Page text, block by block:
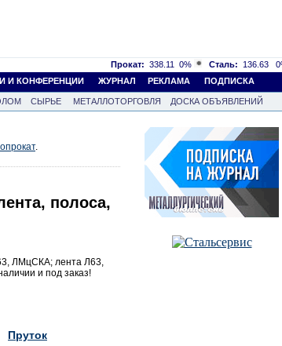
Прокат: 338.11 0% Сталь: 136.63
И КОНФЕРЕНЦИИ ЖУРНАЛ РЕКЛАМА ПОДПИСКА
СЫРЬЕ МЕТАЛЛОТОРГОВЛЯ
ДОСКА ОБЪЯВЛЕНИЙ
.
полоса,
ЛМцСКА; лента Л63,
и под заказ!
Пруток